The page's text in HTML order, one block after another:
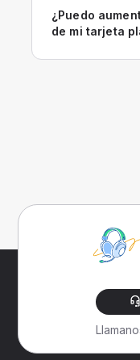
¿Puedo
de mi tarjeta